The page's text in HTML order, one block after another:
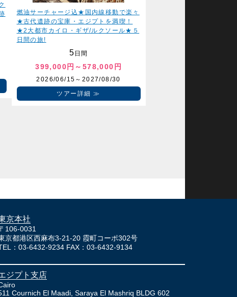
燃油サーチャージ込★国内線移動で楽々
★古代遺跡の宝庫・エジプトを満喫！
★2大都市カイロ・ギザ/ルクソール★５
日間の旅!
5 日間
399,000円～578,000円
2026/06/15～2027/08/30
ツアー詳細
京本社
106-0031
京都港区西麻布3-21-20 霞町コーポ302号
：03-6432-9234 FAX：03-6432-9134
ジプト支店
Cournich El Maadi, Saraya El Mashriq BLDG 602